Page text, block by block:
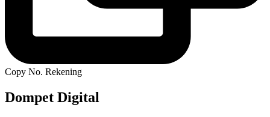
Copy No. Rekening
Dompet Digital